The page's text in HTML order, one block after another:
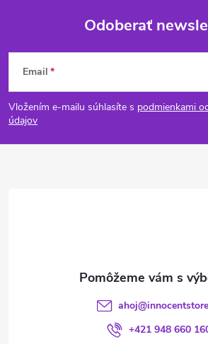
Z
á
p
Odoberať
Email
Vložením e-mailu súhlasíte s podmienkami
údajov
ahoj@
+421 948 660